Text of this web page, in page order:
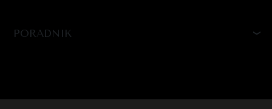
PORADNIK